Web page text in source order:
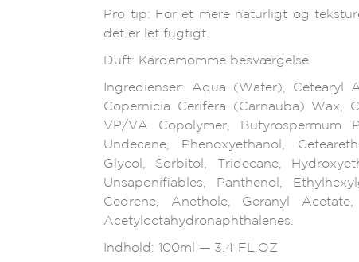
Pro tip: For et mere naturligt og
det er let fugtigt.
Duft: Kardemomme besværgelse
Ingredienser: Aqua (Water), Cetearyl
Copernicia Cerifera (Carnauba) Wax,
VP/VA Copolymer, Butyrospermum
Undecane, Phenoxyethanol,
Glycol, Sorbitol, Tridecane,
Unsaponifiables, Panthenol,
Cedrene, Anethole, Geranyl
Acetyloctahydronaphthalenes.
Indhold: 100ml — 3.4 FL.OZ